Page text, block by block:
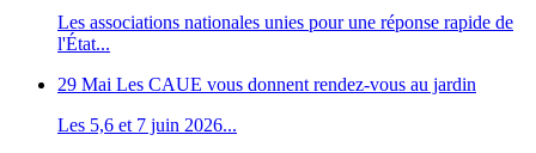
Les associations nationales unies pour une réponse rapide de
l'État...
29 Mai Les CAUE vous donnent rendez-vous au jardin
Les 5,6 et 7 juin 2026...